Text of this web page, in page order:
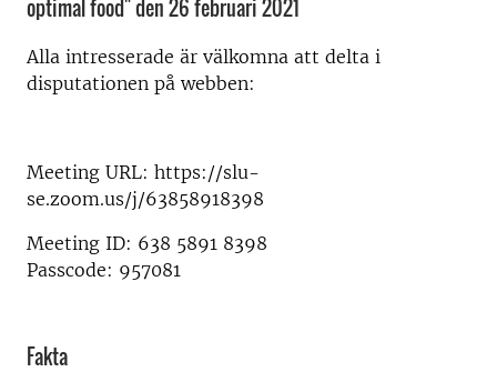
optimal food" den 26 februari 2021
Alla intresserade är välkomna att delta i
disputationen på webben:
Meeting URL: https://slu-
se.zoom.us/j/63858918398
Meeting ID: 638 5891 8398
Passcode: 957081
Fakta